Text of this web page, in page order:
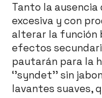
Tanto la ausencia
excesiva y con
alterar la función
efectos
pautarán para la
‘’syndet’’ sin
lavantes suaves,